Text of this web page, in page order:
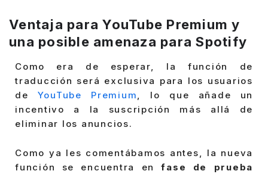
Ventaja para YouTube Premium y
una posible amenaza para Spotify
Como era de esperar, la función de
traducción será exclusiva para los usuarios
de YouTube Premium, lo que añade un
incentivo a la suscripción más allá de
eliminar los anuncios.
Como ya les comentábamos antes, la nueva
función se encuentra enfase de prueba